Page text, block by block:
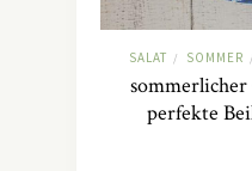
SALAT / SOMMER /
sommerlicher
perfekte